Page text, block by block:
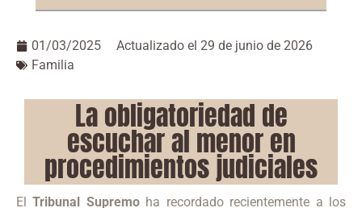
01/03/2025
Actualizado el 29 de junio de 2026
Familia
La obligatoriedad de
escuchar al menor en
procedimientos judiciales
ElTribunal Supremoha recordado recientemente a los